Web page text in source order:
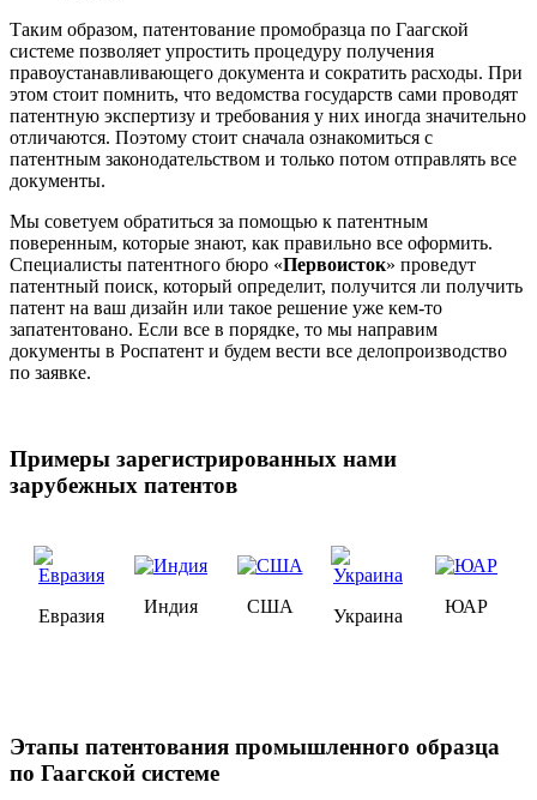
Таким образом, патентование промобразца по Гаагской
системе позволяет упростить процедуру получения
правоустанавливающего документа и сократить расходы. При
этом стоит помнить, что ведомства государств сами проводят
патентную экспертизу и требования у них иногда значительно
отличаются. Поэтому стоит сначала ознакомиться с
патентным законодательством и только потом отправлять все
документы.
Мы советуем обратиться за помощью к патентным
поверенным, которые знают, как правильно все оформить.
Специалисты патентного бюро «Первоисток» проведут
патентный поиск, который определит, получится ли получить
патент на ваш дизайн или такое решение уже кем-то
запатентовано. Если все в порядке, то мы направим
документы в Роспатент и будем вести все делопроизводство
по заявке.
Примеры зарегистрированных нами
зарубежных патентов
Евразия Индия США Украина ЮАР
Этапы патентования промышленного образца
по Гаагской системе